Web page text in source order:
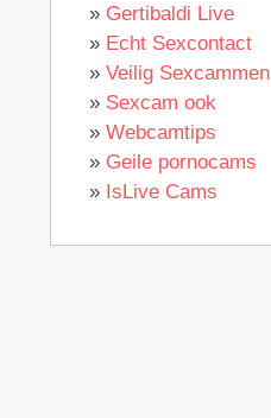
» Gertibaldi Live
» Echt Sexcontact
» Veilig Sexcammen
» Sexcam ook
» Webcamtips
» Geile pornocams
» IsLive Cams